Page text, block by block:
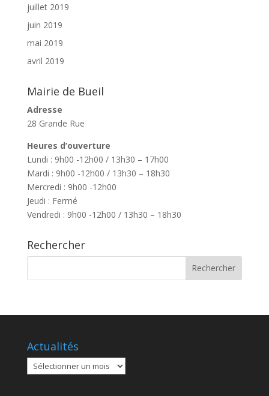
juillet 2019
juin 2019
mai 2019
avril 2019
Mairie de Bueil
Adresse
28 Grande Rue
Heures d’ouverture
Lundi : 9h00 -12h00 / 13h30 – 17h00
Mardi : 9h00 -12h00 / 13h30 – 18h30
Mercredi : 9h00 -12h00
Jeudi : Fermé
Vendredi : 9h00 -12h00 / 13h30 – 18h30
Rechercher
Actualités
Actualités